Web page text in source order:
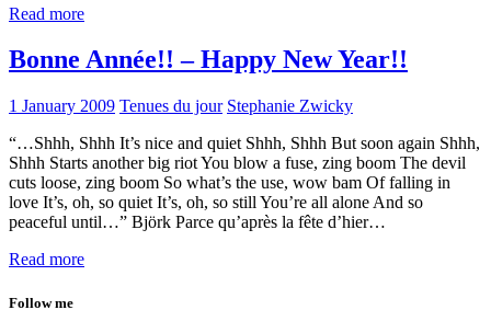
Read more
Bonne Année!! – Happy New Year!!
1 January 2009 Tenues du jour Stephanie Zwicky
“…Shhh, Shhh It’s nice and quiet Shhh, Shhh But soon again Shhh,
Shhh Starts another big riot You blow a fuse, zing boom The devil
cuts loose, zing boom So what’s the use, wow bam Of falling in
love It’s, oh, so quiet It’s, oh, so still You’re all alone And so
peaceful until…” Björk Parce qu’après la fête d’hier…
Read more
Follow me